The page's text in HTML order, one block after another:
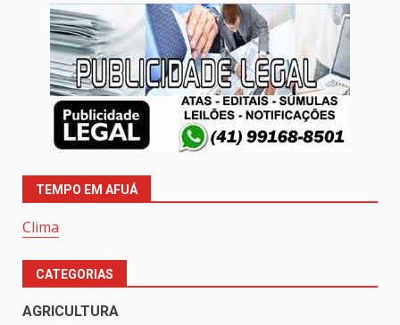
TEMPO EM AFUÁ
Clima
CATEGORIAS
AGRICULTURA